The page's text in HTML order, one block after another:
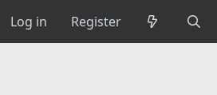
Log in Register